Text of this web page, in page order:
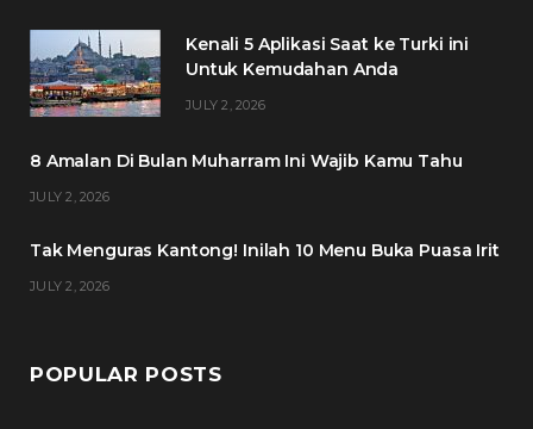
b
t
a
e
Kenali 5 Aplikasi Saat ke Turki ini
Untuk Kemudahan Anda
JULY 2, 2026
8 Amalan Di Bulan Muharram Ini Wajib Kamu Tahu
JULY 2, 2026
Tak Menguras Kantong! Inilah 10 Menu Buka Puasa Irit
JULY 2, 2026
POPULAR POSTS